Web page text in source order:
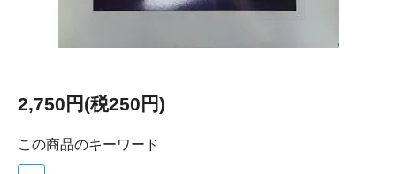
2,750円(税250円)
この商品のキーワード